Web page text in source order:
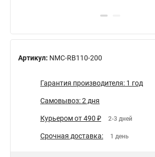
Артикул: NMC-RB110-200
Гарантия производителя: 1 год
Самовывоз: 2 дня
Курьером от 490 ₽ 2-3 дней
Срочная доставка: 1 день